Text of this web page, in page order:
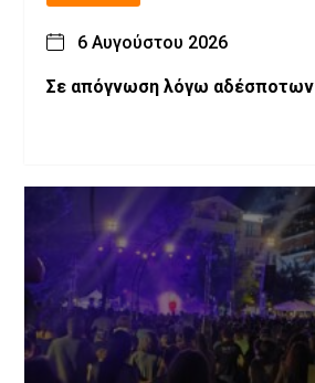
6 Αυγούστου 2026
Σε απόγνωση λόγω αδέσποτων